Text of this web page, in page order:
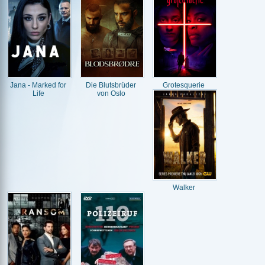
Jana - Marked for
Life
Die Blutsbrüder
von Oslo
Grotesquerie
Walker